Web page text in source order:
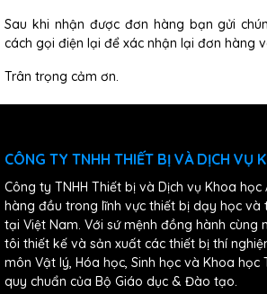
Sau khi nhận được đơn hàng bạn gửi
cách gọi điện lại để xác nhận lại đơn hàng
Trân trọng cảm ơn.
CÔNG TY TNHH THIẾT BỊ VÀ DỊCH VỤ
Công ty TNHH Thiết bị và Dịch vụ Khoa học
hàng đầu trong lĩnh vực thiết bị dạy học và
tại Việt Nam. Với sứ mệnh đồng hành cùng
tôi thiết kế và sản xuất các thiết bị thí
môn Vật lý, Hóa học, Sinh học và Khoa học
quy chuẩn của Bộ Giáo dục & Đào tạo.